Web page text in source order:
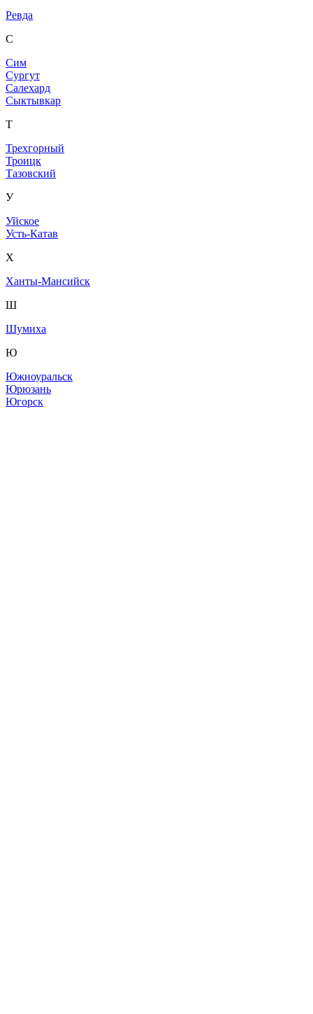
Ревда
С
Сим
Сургут
Салехард
Сыктывкар
Т
Трехгорный
Троицк
Тазовский
У
Уйское
Усть-Катав
Х
Ханты-Мансийск
Ш
Шумиха
Ю
Южноуральск
Юрюзань
Югорск